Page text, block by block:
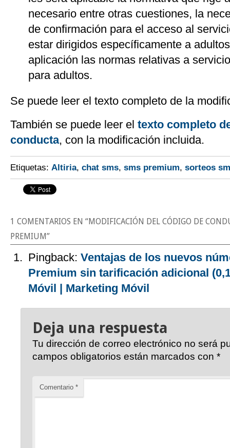
necesario entre otras cuestiones, la
de confirmación para el acceso al
estar dirigidos específicamente a
aplicación las normas relativas a
para adultos.
Se puede leer el texto completo de la
También se puede leer el texto completo
conducta, con la modificación incluida.
Etiquetas: Altiria, chat sms, sms premium, sorteos
1 COMENTARIOS EN “MODIFICACIÓN DEL CÓDIGO DE
PREMIUM”
Pingback: Ventajas de los nuevos
Premium sin tarificación adicional
Móvil | Marketing Móvil
Deja una respuesta
Tu dirección de correo electrónico no será
campos obligatorios están marcados con*
Comentario*